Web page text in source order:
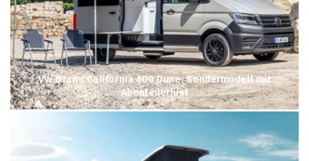
VW Grand California 600 Dune: Sondermodell mit
Abenteuerlust